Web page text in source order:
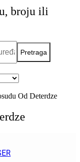
broju ili
Od Deterdze